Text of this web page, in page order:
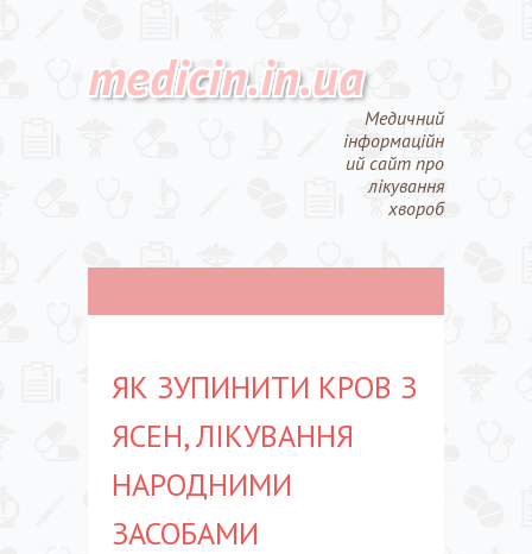
medicin.in.ua
Медичний
інформаційн
ий сайт про
лікування
хвороб
ЯК ЗУПИНИТИ КРОВ З
ЯСЕН, ЛІКУВАННЯ
НАРОДНИМИ
ЗАСОБАМИ